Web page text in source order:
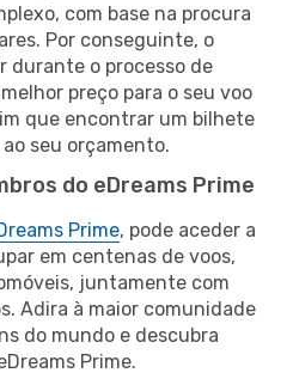
com base na procura
Por conseguinte, o
durante o processo de
preço para o seu voo
que encontrar um bilhete
seu orçamento.
do eDreams Prime
Prime, pode aceder a
em centenas de voos,
juntamente com
Adira à maior comunidade
do mundo e descubra
Prime.